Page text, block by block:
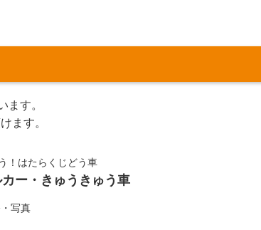
ます。
ます。
！はたらくじどう車
ー・きゅうきゅう車
写真